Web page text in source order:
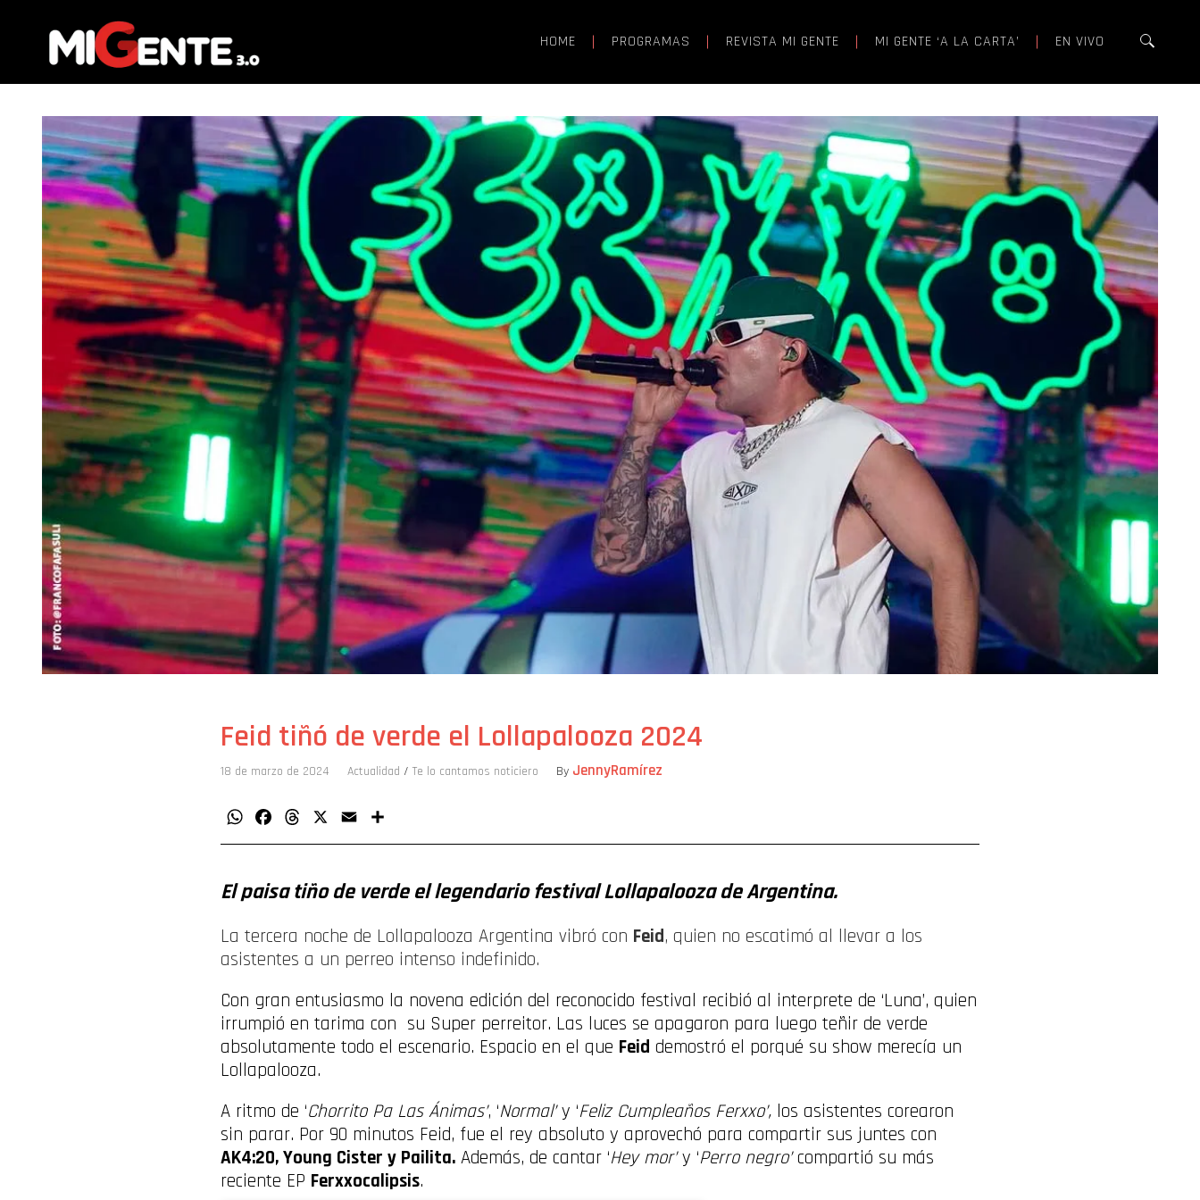
HOME PROGRAMAS REVISTA MI GENTE MI GENTE ‘A LA CARTA’ EN VIVO
Feid tiñó de verde el Lollapalooza 2024
18 de marzo de 2024 Actualidad / Te lo cantamos noticiero By JennyRamírez
WhatsAppFacebookThreads Email
El paisa tiño de verde el legendario festival Lollapalooza de Argentina.
La tercera noche de Lollapalooza Argentina vibró con Feid, quien no escatimó al llevar a los
asistentes a un perreo intenso indefinido.
Con gran entusiasmo la novena edición del reconocido festival recibió al interprete de ‘Luna’, quien
irrumpió en tarima con su Super perreitor. Las luces se apagaron para luego teñir de verde
absolutamente todo el escenario. Espacio en el que Feid demostró el porqué su show merecía un
Lollapalooza.
A ritmo de ‘Chorrito Pa Las Ánimas’, ‘Normal’y ‘Feliz Cumpleaños Ferxxo’, los asistentes corearon
sin parar. Por 90 minutos Feid, fue el rey absoluto y aprovechó para compartir sus juntes con
AK4:20, Young Cister y Pailita. Además, de cantar ‘Hey mor’y ‘Perro negro’compartió su más
reciente EP Ferxxocalipsis.